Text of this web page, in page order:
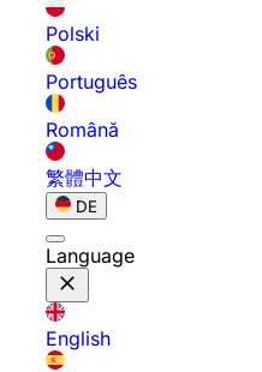
Polski
Português
Română
繁體中文
DE
Language
English